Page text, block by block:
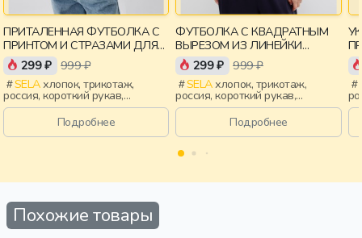
ПРИТАЛЕННАЯ ФУТБОЛКА С
ПРИНТОМ И СТРАЗАМИ ДЛЯ
ДЕВОЧЕК
299 ₽ 999 ₽
SELAхлопок, трикотаж,
россия, короткий рукав,
короткие, приталенные, принт,
вырез, круглый вырез,
эластичные, девочки, дети
Подробнее
ФУТБОЛКА С КВАДРАТНЫМ
ВЫРЕЗОМ ИЗ ЛИНЕЙКИ
YOUNG
299 ₽ 999 ₽
SELAхлопок, трикотаж,
россия, короткий рукав,
короткие, прилегающие,
крылышки, вырез, девочки,
старшеклассники, дети
Подробнее
Похожие товары